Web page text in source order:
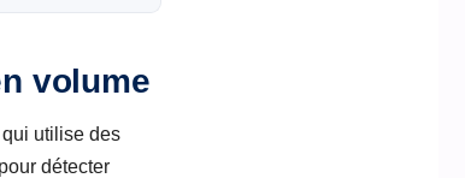
volume
qui utilise des
détecter